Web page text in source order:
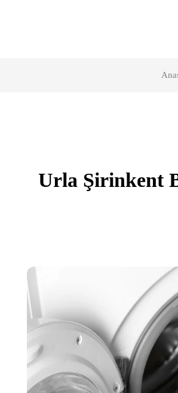
Urla Şirinkent